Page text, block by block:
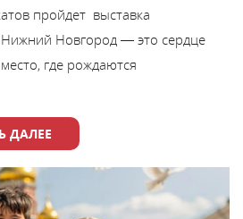
пройдет выставка
Новгород — это сердце
где рождаются
ДАЛЕЕ